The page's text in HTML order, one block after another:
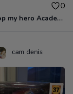
0
Funkopop my hero Academia MT. Lady 1 333
cam denis